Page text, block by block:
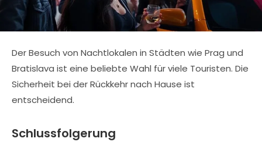
Der Besuch von Nachtlokalen in Städten wie Prag und
Bratislava ist eine beliebte Wahl für viele Touristen. Die
Sicherheit bei der Rückkehr nach Hause ist
entscheidend.
Schlussfolgerung